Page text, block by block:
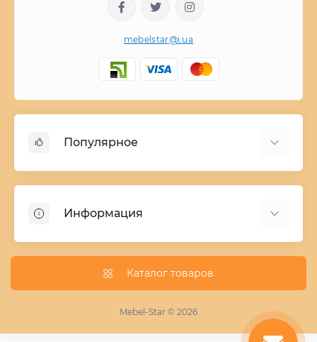
mebelstar@i.ua
Популярное
Шкафы купе ширина 90-210 cм высота 220 cм
Комоды из дерева
Кухни
Информация
Условия поставки мебели
Фотопечать для шкафа купе
Замер кухонь
Каталог товаров
Mebel-Star © 2026